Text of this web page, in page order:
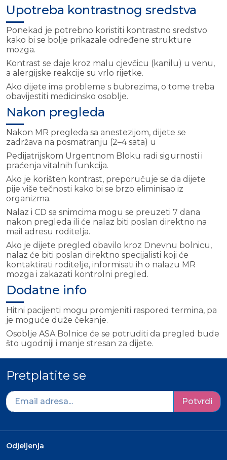
Upotreba kontrastnog sredstva
Ponekad je potrebno koristiti kontrastno sredstvo
kako bi se bolje prikazale određene strukture
mozga.
Kontrast se daje kroz malu cjevčicu (kanilu) u venu,
a alergijske reakcije su vrlo rijetke.
Ako dijete ima probleme s bubrezima, o tome treba
obavijestiti medicinsko osoblje.
Nakon pregleda
Nakon MR pregleda sa anestezijom, dijete se
zadržava na posmatranju (2–4 sata) u
Pedijatrijskom Urgentnom Bloku radi sigurnosti i
praćenja vitalnih funkcija.
Ako je korišten kontrast, preporučuje se da dijete
pije više tečnosti kako bi se brzo eliminisao iz
organizma.
Nalaz i CD sa snimcima mogu se preuzeti 7 dana
nakon pregleda ili će nalaz biti poslan direktno na
mail adresu roditelja.
Ako je dijete pregled obavilo kroz Dnevnu bolnicu,
nalaz će biti poslan direktno specijalisti koji će
kontaktirati roditelje, informisati ih o nalazu MR
mozga i zakazati kontrolni pregled.
Dodatne info
Hitni pacijenti mogu promjeniti raspored termina, pa
je moguće duže čekanje.
Osoblje ASA Bolnice će se potruditi da pregled bude
što ugodniji i manje stresan za dijete.
Pretplatite se
Potvrdi
Odjeljenja